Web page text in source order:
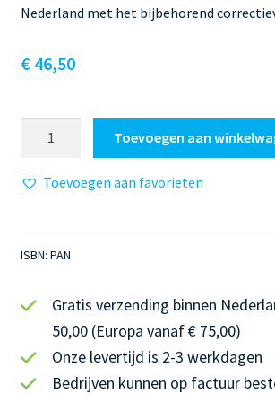
Nederland met het bijbehorend
€46,50
Toevoegen aan
Toevoegen aan favorieten
ISBN: PAN
Gratis verzending binnen
50,00 (Europa vanaf € 75,00)
Onze levertijd is 2-3 werkdagen
Bedrijven kunnen op factuur